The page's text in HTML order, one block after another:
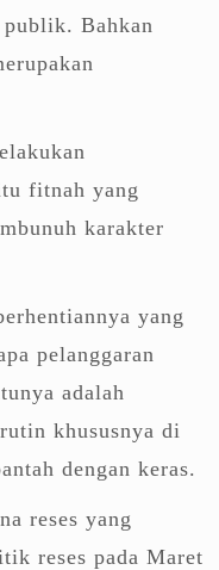
Bahkan
fitnah yang
karakter
yang
pelanggaran
adalah
khususnya di
dengan keras.
reses yang
reses pada Maret